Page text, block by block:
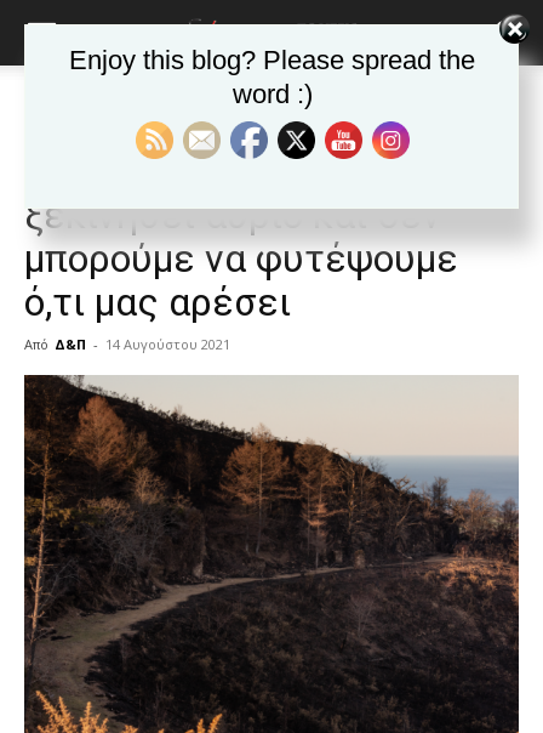
ΕΙΔΗΣΕΙΣ Ελλαδα
Αναδάσωση: Δεν μπορεί να
ξεκινήσει αύριο και δεν
μπορούμε να φυτέψουμε
ό,τι μας αρέσει
Από Δ&Π - 14 Αυγούστου 2021
blonde
lesbians
very
hot
cam
show.desi
xxx
brandi
lyons
teaches
you
the
meaning
of
Enjoy this blog? Please spread the
word :)